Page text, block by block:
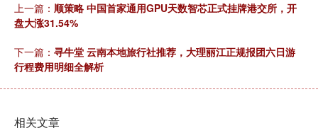
上一篇： 顺策略 中国首家通用GPU天数智芯正式挂牌港交所，开
盘大涨31.54%
下一篇： 寻牛堂 云南本地旅行社推荐，大理丽江正规报团六日游
行程费用明细全解析
相关文章